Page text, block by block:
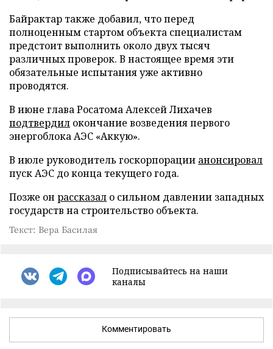
Байрактар также добавил, что перед
полноценным стартом объекта специалистам
предстоит выполнить около двух тысяч
различных проверок. В настоящее время эти
обязательные испытания уже активно
проводятся.
В июне глава Росатома Алексей Лихачев
подтвердил окончание возведения первого
энергоблока АЭС «Аккую».
В июле руководитель госкорпорации анонсировал
пуск АЭС до конца текущего года.
Позже он рассказал о сильном давлении западных
государств на строительство объекта.
Текст: Вера Басилая
Подписывайтесь на наши
каналы
Комментировать